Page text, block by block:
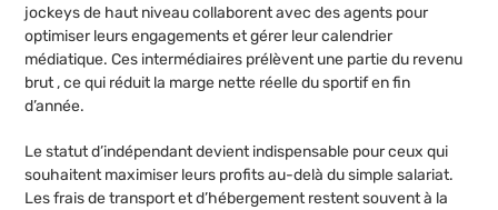
jockeys de haut niveau collaborent avec des agents pour
optimiser leurs engagements et gérer leur calendrier
médiatique. Ces intermédiaires prélèvent une partie du revenu
brut , ce qui réduit la marge nette réelle du sportif en fin
d’année.
Le statut d’indépendant devient indispensable pour ceux qui
souhaitent maximiser leurs profits au-delà du simple salariat.
Les frais de transport et d’hébergement restent souvent à la